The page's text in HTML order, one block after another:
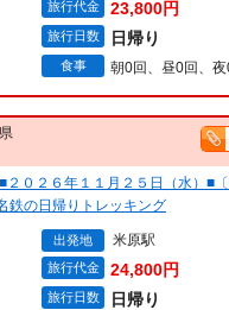
旅行代金 23,800円
旅行日数 日帰り
食事 朝0回、昼0回、夜
■２０２６年１１月２５日（水）■
の日帰りトレッキング
出発地 米原駅
旅行代金 24,800円
旅行日数 日帰り